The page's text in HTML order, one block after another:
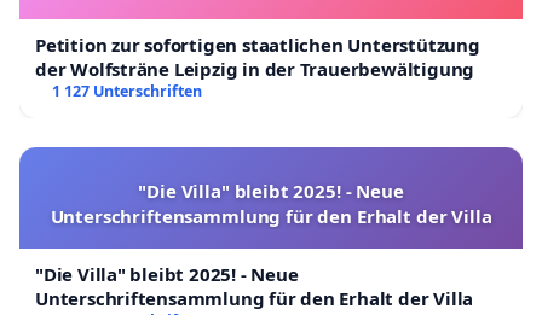
Petition zur sofortigen staatlichen Unterstützung
der Wolfsträne Leipzig in der Trauerbewältigung
1 127 Unterschriften
"Die Villa" bleibt 2025! - Neue
Unterschriftensammlung für den Erhalt der Villa
"Die Villa" bleibt 2025! - Neue
Unterschriftensammlung für den Erhalt der Villa